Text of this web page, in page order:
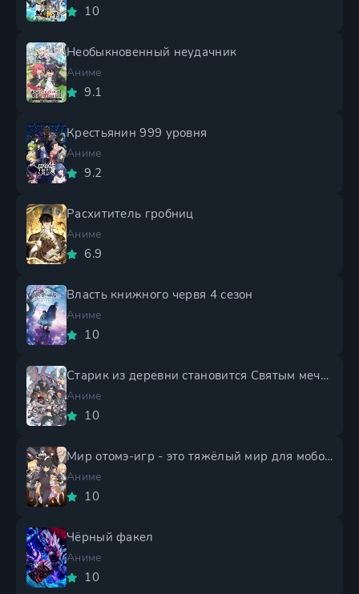
10
Необыкновенный неудачник
Аниме
9.1
Крестьянин 999 уровня
Аниме
9.2
Расхититель гробниц
Аниме
6.9
Власть книжного червя 4 сезон
Аниме
10
Старик из деревни становится Святым мечом 2 сезон
Аниме
10
Мир отомэ-игр - это тяжёлый мир для мобов 2 сезон
Аниме
10
Чёрный факел
Аниме
10